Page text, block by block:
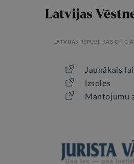
LATVIJAS REPUBLIKAS
Jaunākais
Izsoles
Mantojumu